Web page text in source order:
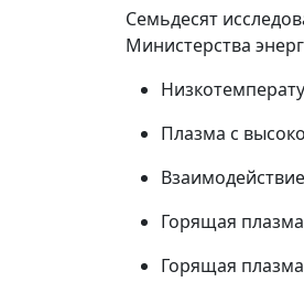
Семьдесят
Министерства
Плазма с
Горящая
Горящая